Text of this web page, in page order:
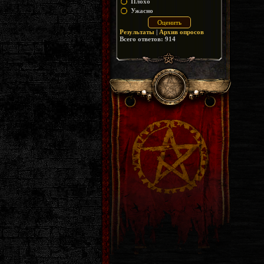
Ужасно
Результаты | Архив опросов
Всего ответов: 914